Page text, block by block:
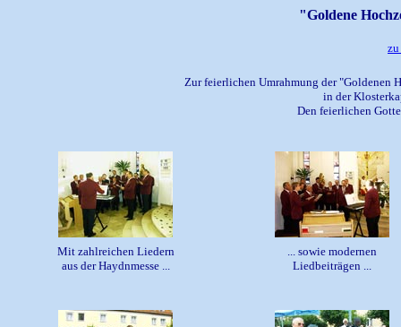
"Goldene
Zur feierlichen Umrahmung der "Goldenen
in der
Den feierlichen
Mit zahlreichen Liedern
aus der Haydnmesse ...
... sowie modernen
Liedbeiträgen ...